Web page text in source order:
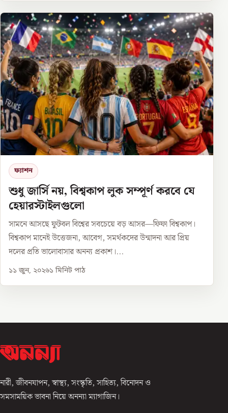
ফ্যাশন
শুধু জার্সি নয়, বিশ্বকাপ লুক সম্পূর্ণ করবে যে
হেয়ারস্টাইলগুলো
সামনে আসছে ফুটবল বিশ্বের সবচেয়ে বড় আসর—ফিফা বিশ্বকাপ।
বিশ্বকাপ মানেই উত্তেজনা, আবেগ, সমর্থকদের উন্মাদনা আর প্রিয়
দলের প্রতি ভালোবাসার অনন্য প্রকাশ।...
১১ জুন, ২০২৬১ মিনিট পাঠ
নারী, জীবনযাপন, স্বাস্থ্য, সংস্কৃতি, সাহিত্য, বিনোদন ও
সমসাময়িক ভাবনা নিয়ে অনন্যা ম্যাগাজিন।